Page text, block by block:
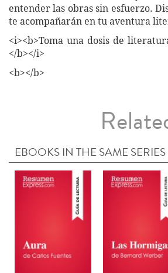
entender las obras sin esfuerzo.
te acompañarán en tu aventura
<i><b>Toma una dosis de
</b></i>
<b></b>
EBOOKS IN THE SAME SERIES